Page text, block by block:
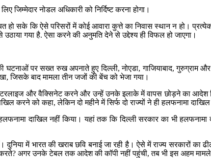
नोडल अधिकारी को निर्दिष्ट करना होगा।
हो सके कि ऐसे परिसरों में कोई आवारा कुत्ते का निवास स्थान न हो।
गया है. ऐसा करने की अनुमति देने से उद्देश्य ही विफल हो जाएगा।
पर सख्त रुख अपनाते हुए दिल्ली, नोएडा, गाजियाबाद, गुरुग्राम
जिसके बाद मामला तीन जजों की बेंच को भेजा गया।
और वैक्सिनेट करने और उन्हें उनके इलाके में वापस छोड़ने का आदेश
करने को कहा, लेकिन दो महीने में सिर्फ दो राज्यों ने ही हलफनामा दाखिल
दाखिल नहीं किया। यहां तक कि दिल्ली सरकार का भी हलफनामा
में भारत की खराब छवि बनाई जा रही है। ऐसे में राज्य सरकारों का
अगर उनके टेबल तक आदेश की कॉपी नहीं पहुंची, तब भी इस अहम मामले